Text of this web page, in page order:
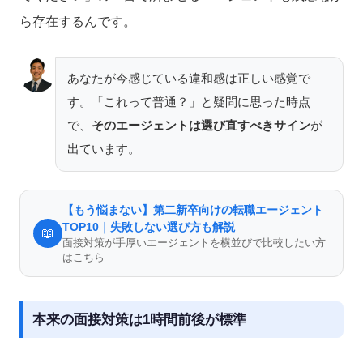
ら存在するんです。
あなたが今感じている違和感は正しい感覚で
す。「これって普通？」と疑問に思った時点
で、 そのエージェントは選び直すべきサインが
出ています。
📖
【もう悩まない】第二新卒向けの転職エージェント
TOP10｜失敗しない選び方も解説
面接対策が手厚いエージェントを横並びで比較したい方
はこちら
本来の面接対策は1時間前後が標準